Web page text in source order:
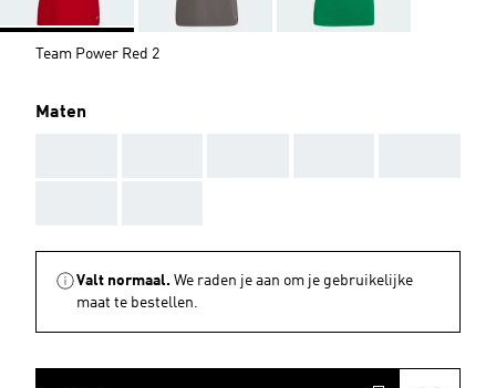
Team Power Red 2
Maten
Valt normaal. We raden je aan om je gebruikelijke
maat te bestellen.